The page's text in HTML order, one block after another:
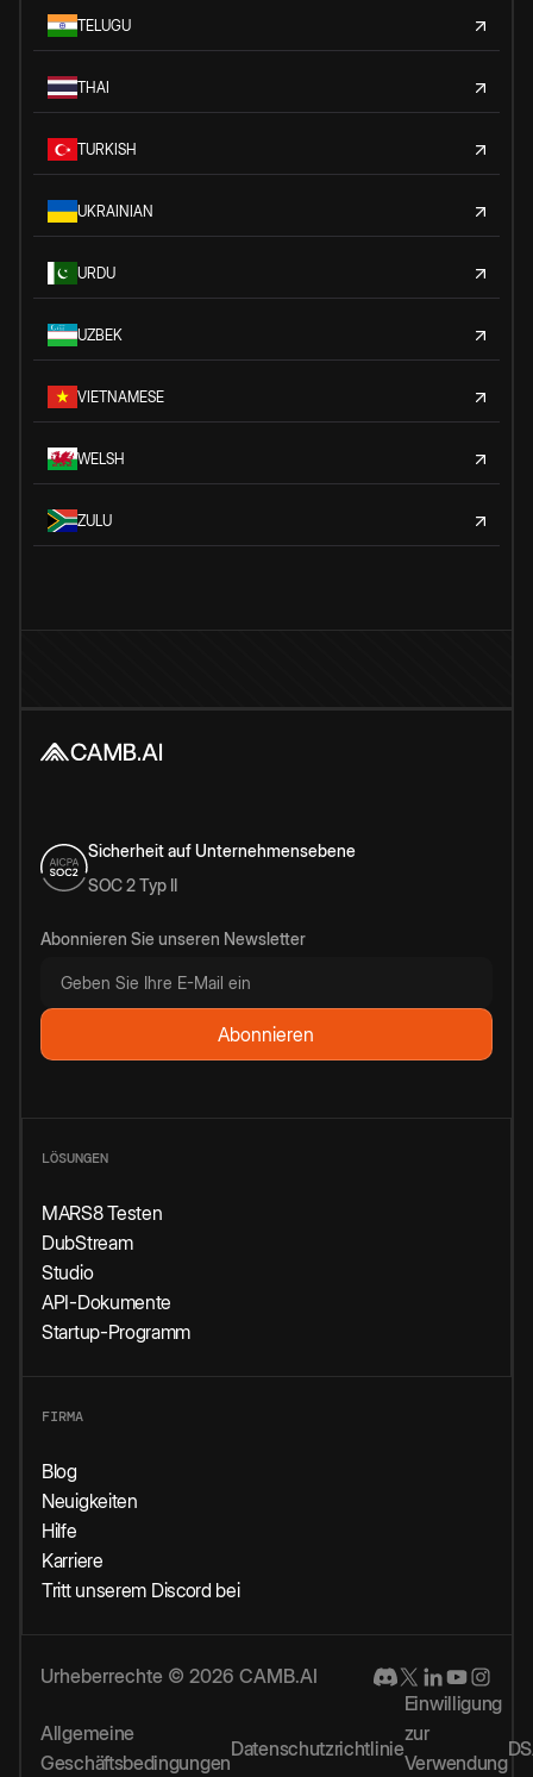
TELUGU
THAI
TURKISH
UKRAINIAN
URDU
UZBEK
VIETNAMESE
WELSH
ZULU
Sicherheit auf Unternehmensebene
SOC 2 Typ II
Abonnieren Sie unseren Newsletter
LÖSUNGEN
MARS8 Testen
DubStream
Studio
API-Dokumente
Startup-Programm
FIRMA
Blog
Neuigkeiten
Hilfe
Karriere
Tritt unserem Discord bei
Urheberrechte © 2026 CAMB.AI
Allgemeine
Geschäftsbedingungen
Datenschutzrichtlinie
Einwilligung
zur
Verwendung